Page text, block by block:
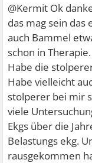
@Kermit Ok
das mag sein das
auch Bammel
schon in Therapie.
Habe die
Habe vielleicht
stolperer bei mir
viele
Ekgs über die
Belastungs ekg.
rausgekommen